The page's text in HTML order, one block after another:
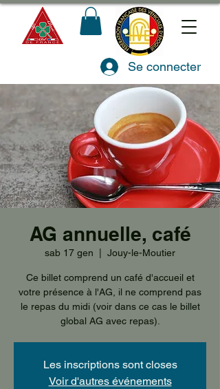
Se connecter
AG annuelle, café
sab 17 gen Jouy-le-Moutier
Ce billet comprend un café d'accueil et
votre présence à l'AG, il ne comprend pas
le repas du midi (voir dans ce cas le billet
global AG avec repas).
Les inscriptions sont closes
Voir d'autres événements